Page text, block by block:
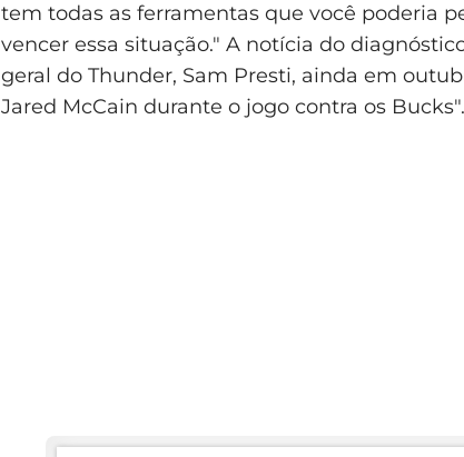
tem todas as ferramentas que você poderia
vencer essa situação." A notícia do
geral do Thunder, Sam Presti, ainda em
Jared McCain durante o jogo contra os Bucks".